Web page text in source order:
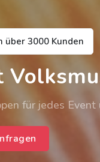
über 3000 Kunden
für jedes